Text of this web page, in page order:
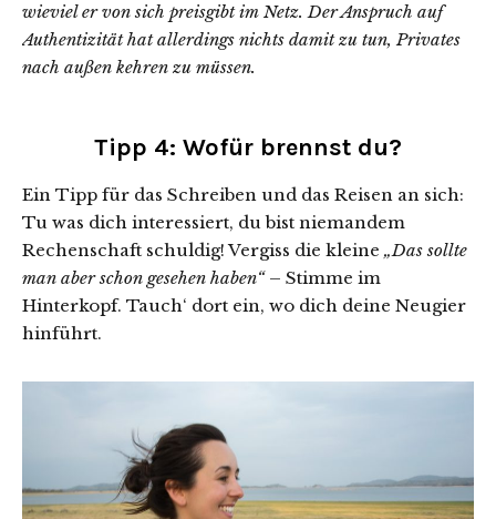
wieviel er von sich preisgibt im Netz. Der Anspruch auf
Authentizität hat allerdings nichts damit zu tun, Privates
nach außen kehren zu müssen.
Tipp 4: Wofür brennst du?
Ein Tipp für das Schreiben und das Reisen an sich:
Tu was dich interessiert, du bist niemandem
Rechenschaft schuldig! Vergiss die kleine „Das sollte
man aber schon gesehen haben“– Stimme im
Hinterkopf. Tauch‘ dort ein, wo dich deine Neugier
hinführt.